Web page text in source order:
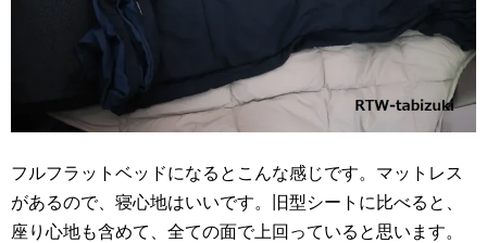
フルフラットベッドになるとこんな感じです。マットレス
があるので、寝心地はいいです。旧型シートに比べると、
座り心地も含めて、全ての面で上回っていると思います。